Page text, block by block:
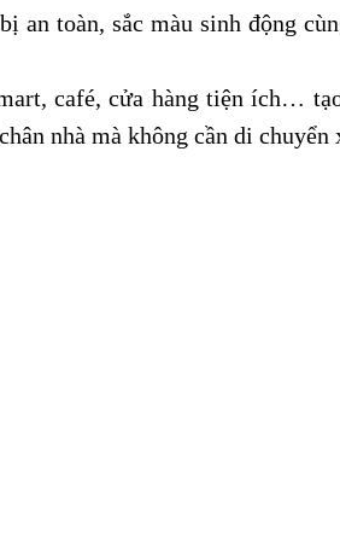
toàn, sắc màu sinh động
café, cửa hàng tiện ích…
nhà mà không cần di chuyển